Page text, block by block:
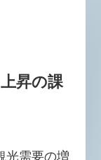
昇の課
光需要の増